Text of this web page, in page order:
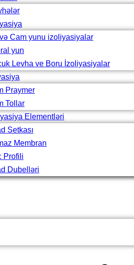
Cam yunu izoliyasiyalar
yun
Levha ve Boru İzoliyasiyalar
Praymer
Tollar
Elementləri
Setkası
Membran
Profili
Dubelləri